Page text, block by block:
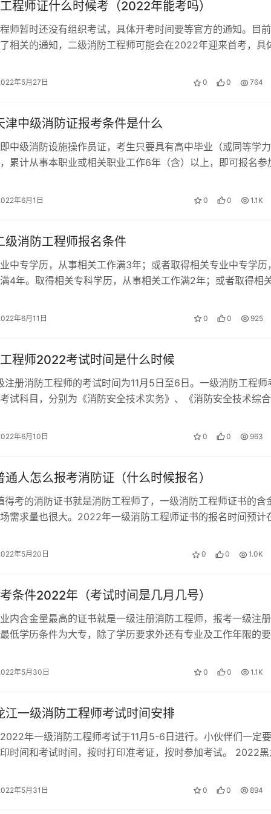
程师证什么时候考（2022年能考吗）
师暂时还没有组织考试，具体开考时间要等官方的通知。目
相关的通知，二级消防工程师可能会在2022年迎来首考，具
年5月27日 0 0 764
中级消防证报考条件是什么
中级消防设施操作员证，考生只要具有高中毕业（或同等学
累计从事本职业或相关职业工作6年（含）以上，即可报名参
年6月1日 0 0 1.1K
消防工程师报名条件
中专学历，从事相关工作满3年；或者取得相关专业中专学历
4年。取得相关专科学历，从事相关工作满2年；或者取得相
年6月11日 0 0 925
程师2022考试时间是什么时候
册消防工程师的考试时间为11月5日至6日。一级消防工程师
试科目，分别为《消防安全技术实务》、《消防安全技术综
年6月10日 0 0 963
人怎么报考消防证（什么时候报名）
考的消防证书就是消防工程师了，一级消防工程师证书的含
需求量也很大。2022年一级消防工程师证书的报名时间预计
年5月20日 0 0 1.0K
条件2022年（考试时间是几月几号）
内含金量最高的证书就是一级注册消防工程师，报考一级注
低学历条件为大专，除了学历要求外还有专业及工作年限的要
年5月30日 0 0 1.1K
一级消防工程师考试时间安排
年一级消防工程师考试于11月5-6日进行。小伙伴们一定
时间和考试时间，按时打印准考证，按时参加考试。 2022
年5月31日 0 0 894